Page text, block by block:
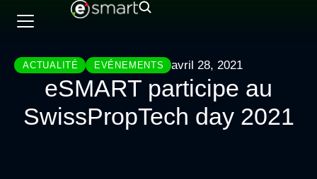
ACTUALITÉ EVÉNEMENTS avril 28, 2021
eSMART participe au
SwissPropTech day 2021